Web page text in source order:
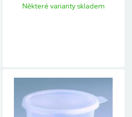
Některé varianty skladem